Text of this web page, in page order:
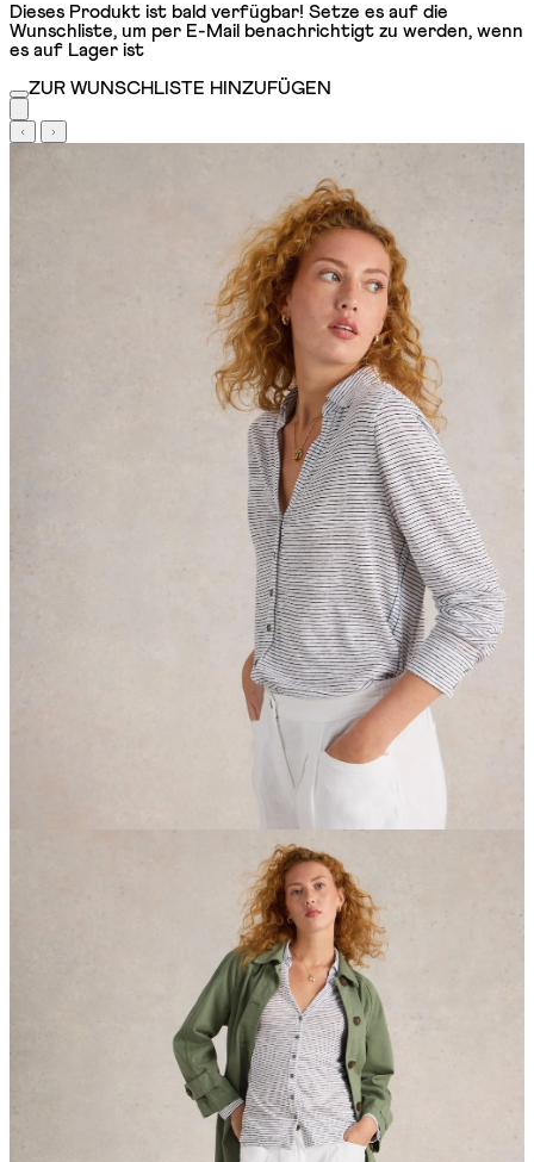
Dieses Produkt ist bald verfügbar! Setze es auf die
Wunschliste, um per E-Mail benachrichtigt zu werden, wenn
es auf Lager ist
ZUR WUNSCHLISTE HINZUFÜGEN